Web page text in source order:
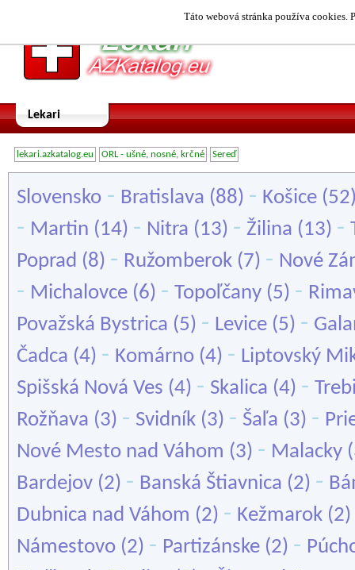
Táto webová stránka používa cookies.
Lekari
lekari.azkatalog.eu ORL - ušné, nosné, krčné Sereď
Slovensko - Bratislava (88) - Košice
- Martin (14) - Nitra (13) - Žilina (13) -
Poprad (8) - Ružomberok (7) - Nové
- Michalovce (6) - Topoľčany (5) -
Považská Bystrica (5) - Levice (5) -
Čadca (4) - Komárno (4) - Liptovský
Spišská Nová Ves (4) - Skalica (4) -
Rožňava (3) - Svidník (3) - Šaľa (3) -
Nové Mesto nad Váhom (3) - Malacky
Bardejov (2) - Banská Štiavnica (2) -
Dubnica nad Váhom (2) - Kežmarok (2)
Námestovo (2) - Partizánske (2) -